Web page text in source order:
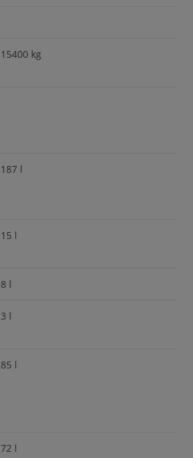
15400 kg
187 l
15 l
8 l
3 l
85 l
72 l